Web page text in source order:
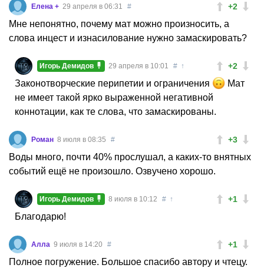
+2
Елена + 29 апреля в 06:31 #
Мне непонятно, почему мат можно произносить, а
слова инцест и изнасилование нужно замаскировать?
+2
Игорь Демидов 29 апреля в 10:01 # ↑
Законотворческие перипетии и ограничения
Мат
не имеет такой ярко выраженной негативной
коннотации, как те слова, что замаскированы.
+3
Роман 8 июля в 08:35 #
Воды много, почти 40% прослушал, а каких-то внятных
событий ещё не произошло. Озвучено хорошо.
+1
Игорь Демидов 8 июля в 10:12 # ↑
Благодарю!
+1
Алла 9 июля в 14:20 #
Полное погружение. Большое спасибо автору и чтецу.